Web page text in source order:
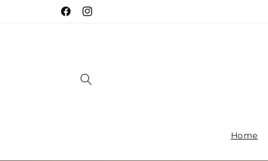
directamenteFacebookInstagram
Home